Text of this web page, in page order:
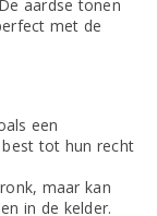
aardse tonen
met de
een
best tot hun recht
maar kan
in de kelder.